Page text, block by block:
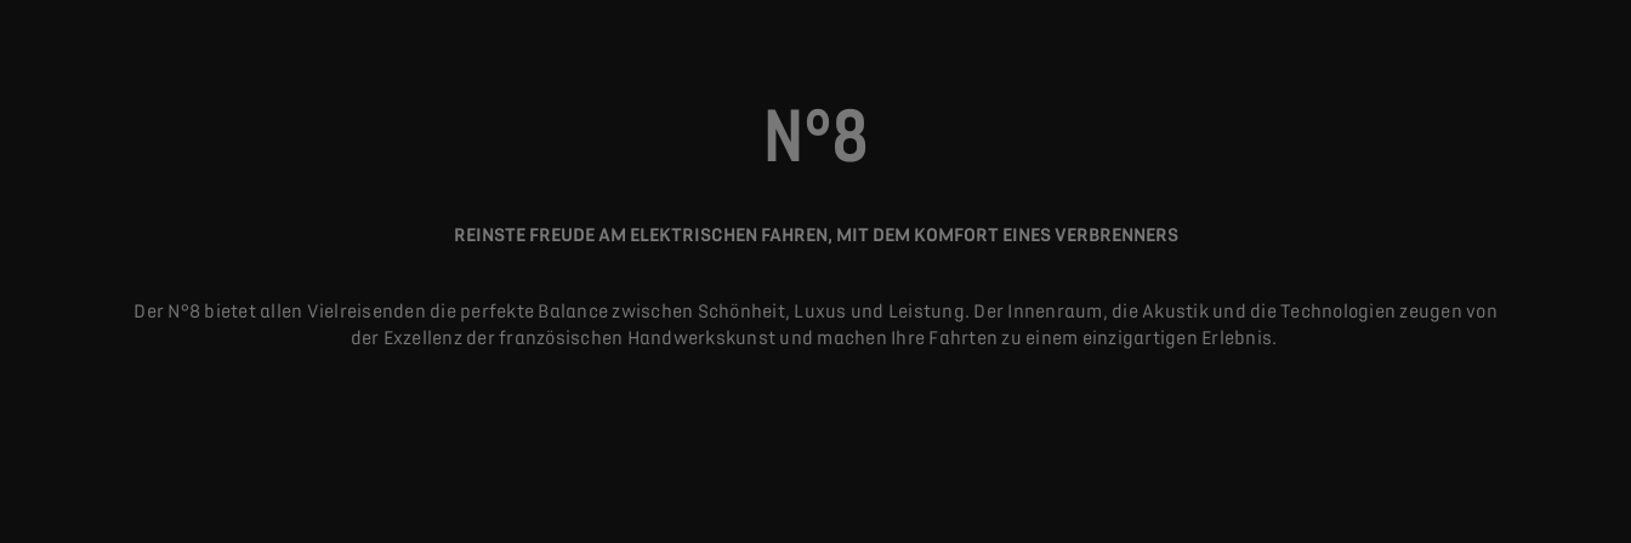
N°8
REINSTE FREUDE AM ELEKTRISCHEN FAHREN, MIT DEM KOMFORT EINES VERBRENNERS
Der N°8 bietet allen Vielreisenden die perfekte Balance zwischen Schönheit, Luxus und Leistung. Der Innenraum, die Akustik und die Technologien zeugen von
der Exzellenz der französischen Handwerkskunst und machen Ihre Fahrten zu einem einzigartigen Erlebnis.